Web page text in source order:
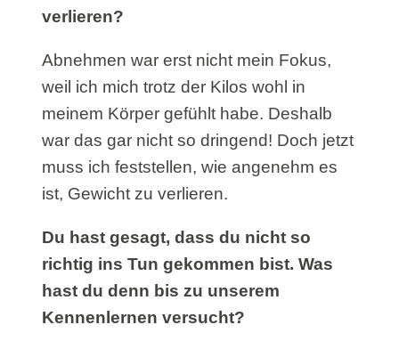
verlieren?
Abnehmen war erst nicht mein Fokus,
weil ich mich trotz der Kilos wohl in
meinem Körper gefühlt habe. Deshalb
war das gar nicht so dringend! Doch jetzt
muss ich feststellen, wie angenehm es
ist, Gewicht zu verlieren.
Du hast gesagt, dass du nicht so
richtig ins Tun gekommen bist. Was
hast du denn bis zu unserem
Kennenlernen versucht?